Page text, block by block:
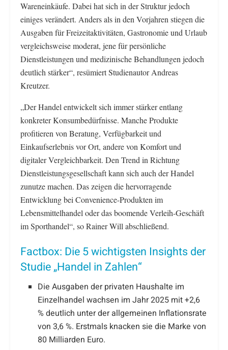
Wareneinkäufe. Dabei hat sich in der Struktur jedoch
einiges verändert. Anders als in den Vorjahren stiegen die
Ausgaben für Freizeitaktivitäten, Gastronomie und Urlaub
vergleichsweise moderat, jene für persönliche
Dienstleistungen und medizinische Behandlungen jedoch
deutlich stärker“, resümiert Studienautor Andreas
Kreutzer.
„Der Handel entwickelt sich immer stärker entlang
konkreter Konsumbedürfnisse. Manche Produkte
profitieren von Beratung, Verfügbarkeit und
Einkaufserlebnis vor Ort, andere von Komfort und
digitaler Vergleichbarkeit. Den Trend in Richtung
Dienstleistungsgesellschaft kann sich auch der Handel
zunutze machen. Das zeigen die hervorragende
Entwicklung bei Convenience-Produkten im
Lebensmittelhandel oder das boomende Verleih-Geschäft
im Sporthandel“, so Rainer Will abschließend.
Factbox: Die 5 wichtigsten Insights der
Studie „Handel in Zahlen“
Die Ausgaben der privaten Haushalte im
Einzelhandel wachsen im Jahr 2025 mit +2,6
% deutlich unter der allgemeinen Inflationsrate
von 3,6 %. Erstmals knacken sie die Marke von
80 Milliarden Euro.